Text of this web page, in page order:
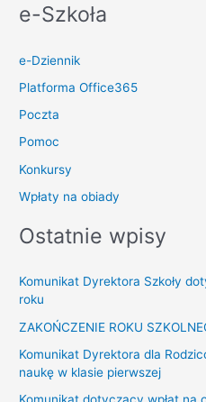
e-Szkoła
e-Dziennik
Platforma Office365
Poczta
Pomoc
Konkursy
Wpłaty na obiady
Ostatnie wpisy
Komunikat Dyrektora Szkoły
roku
ZAKOŃCZENIE ROKU
Komunikat Dyrektora dla
naukę w klasie pierwszej